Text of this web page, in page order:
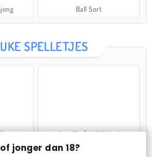
jonger dan 18?
Ball Sort
SPELLETJES
VegaMix 2: Wild West